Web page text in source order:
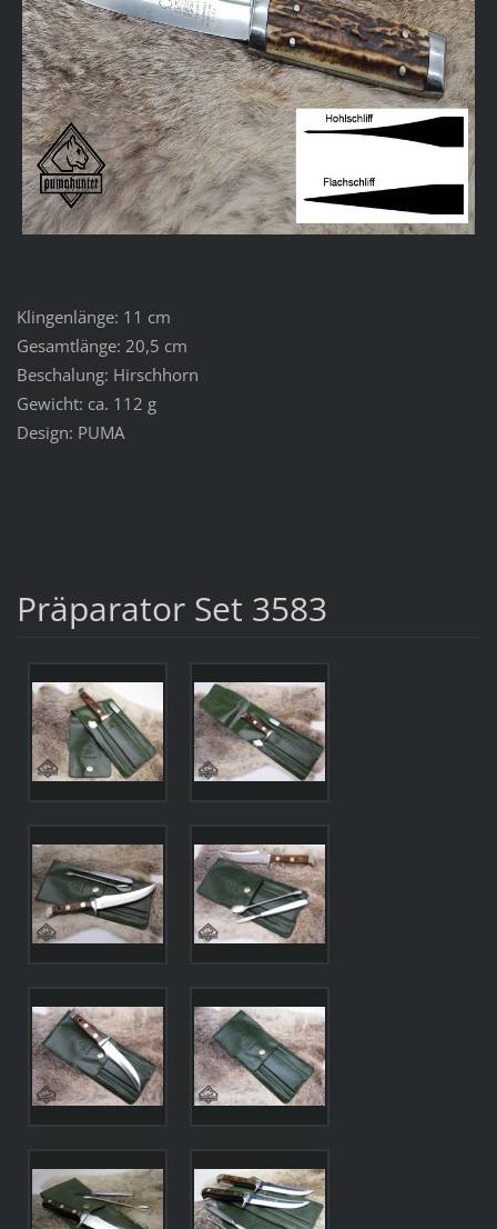
Klingenlänge: 11 cm
Gesamtlänge: 20,5 cm
Beschalung: Hirschhorn
Gewicht: ca. 112 g
Design: PUMA
Präparator Set 3583